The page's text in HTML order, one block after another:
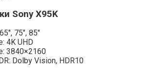
Sony X95K
75″, 85″
4K UHD
3840×2160
Dolby Vision, HDR10